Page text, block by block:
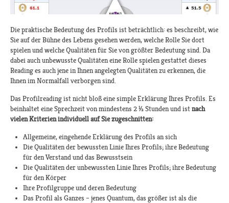
Die praktische Bedeutung des Profils ist beträchtlich: es beschreibt, wie
Sie auf der Bühne des Lebens gesehen werden, welche Rolle Sie dort
spielen und welche Qualitäten für Sie von größter Bedeutung sind. Da
dabei auch unbewusste Qualitäten eine Rolle spielen gestattet dieses
Reading es auch jene in Ihnen angelegten Qualitäten zu erkennen, die
Ihnen im Normalfall verborgen sind.
Das Profilreading ist nicht bloß eine simple Erklärung Ihres Profils. Es
beinhaltet eine Sprechzeit von mindestens 2 ½ Stunden und istnach
vielen Kriterien individuell auf Sie zugeschnitten:
Allgemeine, eingehende Erklärung des Profils an sich
Die Qualitäten der bewussten Linie Ihres Profils; ihre Bedeutung
für den Verstand und das Bewusstsein
Die Qualitäten der unbewussten Linie Ihres Profils; ihre Bedeutung
für den Körper
Ihre Profilgruppe und deren Bedeutung
Das Profil als Ganzes – jenes Quantum, das größer ist als die